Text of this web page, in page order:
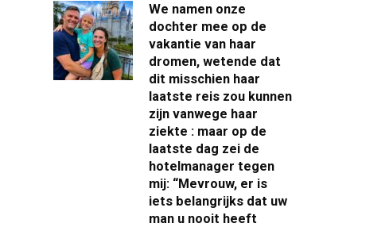
We namen onze
dochter mee op de
vakantie van haar
dromen, wetende dat
dit misschien haar
laatste reis zou kunnen
zijn vanwege haar
ziekte : maar op de
laatste dag zei de
hotelmanager tegen
mij: “Mevrouw, er is
iets belangrijks dat uw
man u nooit heeft